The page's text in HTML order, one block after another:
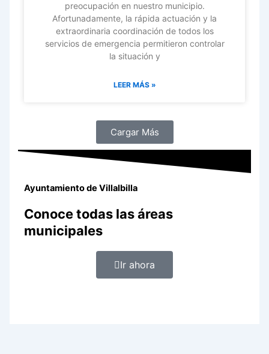
preocupación en nuestro municipio.
Afortunadamente, la rápida actuación y la
extraordinaria coordinación de todos los
servicios de emergencia permitieron controlar
la situación y
LEER MÁS »
Cargar Más
Ayuntamiento de Villalbilla
Conoce todas las áreas
municipales
Ir ahora